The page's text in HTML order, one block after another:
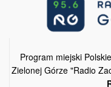
Program miejski
Zielonej Górze "Radio